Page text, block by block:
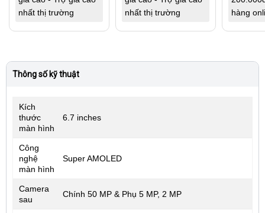
nhất thị trường
nhất thị trường
hàng
Thông số kỹ thuật
Kích
thước
màn hình
6.7 inches
Công
nghệ
màn hình
Super AMOLED
Camera
sau
Chính 50 MP & Phụ 5 MP, 2 MP